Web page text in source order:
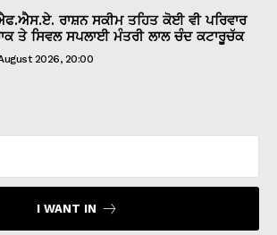
ਰਾਸ਼ਨ ਸਕੀਮ ਤਹਿਤ ਕੋਈ ਵੀ ਪਰਿਵਾਰ
ਤੇ ਸਿਵਲ ਸਪਲਾਈ ਮੰਤਰੀ ਲਾਲ ਚੰਦ ਕਟਾਰੂਚੱਕ
2026, 20:00
I WANT IN